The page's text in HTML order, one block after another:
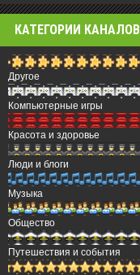
КАТЕГОРИИ КАНАЛОВ
Другое
Компьютерные игры
Красота и здоровье
Люди и блоги
Музыка
Общество
Путешествия и события